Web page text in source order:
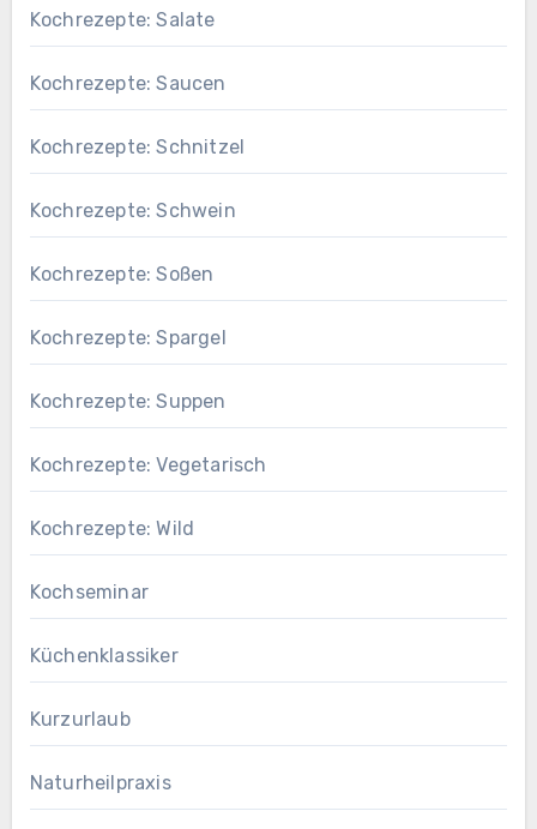
Kochrezepte: Salate
Kochrezepte: Saucen
Kochrezepte: Schnitzel
Kochrezepte: Schwein
Kochrezepte: Soßen
Kochrezepte: Spargel
Kochrezepte: Suppen
Kochrezepte: Vegetarisch
Kochrezepte: Wild
Kochseminar
Küchenklassiker
Kurzurlaub
Naturheilpraxis